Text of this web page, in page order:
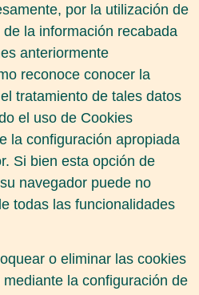
por la utilización de
la información recabada
anteriormente
reconoce conocer la
tratamiento de tales datos
el uso de Cookies
la configuración apropiada
Si bien esta opción de
navegador puede no
todas las funcionalidades
o eliminar las cookies
la configuración de